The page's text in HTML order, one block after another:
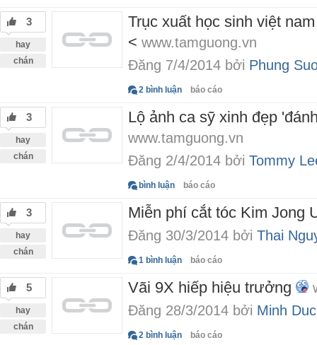
3
hay
chán
Trục xuất học sinh việt
< www.tamguong.vn
Đăng 7/4/2014 bởi Phung
2 bình luận báo cáo
3
hay
chán
Lộ ảnh ca sỹ xinh đẹp
www.tamguong.vn
Đăng 2/4/2014 bởi Tommy
bình luận báo cáo
3
hay
chán
Miễn phí cắt tóc Kim Jong
Đăng 30/3/2014 bởi Thai
1 bình luận báo cáo
5
hay
chán
Vãi 9X hiếp hiệu trưởng
Đăng 28/3/2014 bởi Minh
2 bình luận báo cáo